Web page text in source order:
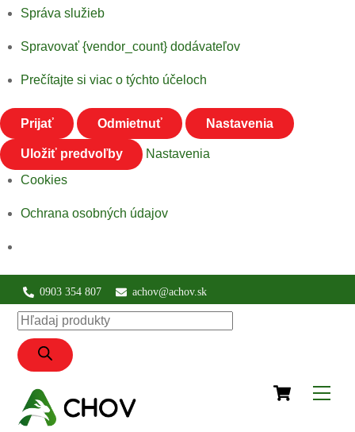
Správa služieb
Spravovať {vendor_count} dodávateľov
Prečítajte si viac o týchto účeloch
Prijať Odmietnuť Nastavenia
Uložiť predvoľby
Nastavenia
Cookies
Ochrana osobných údajov
Skip
to
content
0903 354 807 achov@achov.sk
Products
search
Cart